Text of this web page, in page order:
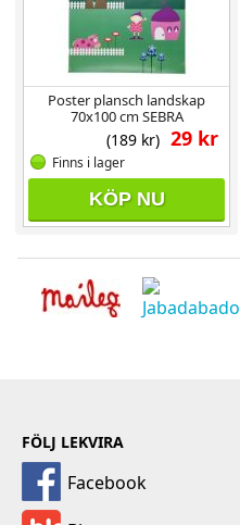
Poster plansch landskap
70x100 cm SEBRA
29 kr
(189 kr)
Finns i lager
KÖP NU
FÖLJ LEKVIRA
Facebook